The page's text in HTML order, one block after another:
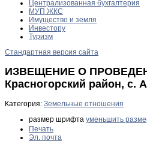
Централизованная бухгалтерия
МУП ЖКС
Имущество и земля
Инвестору
Туризм
Стандартная версия сайта
ИЗВЕЩЕНИЕ О
Красногорский район, с.
Категория: Земельные отношения
размер шрифта уменьшить
Печать
Эл. почта